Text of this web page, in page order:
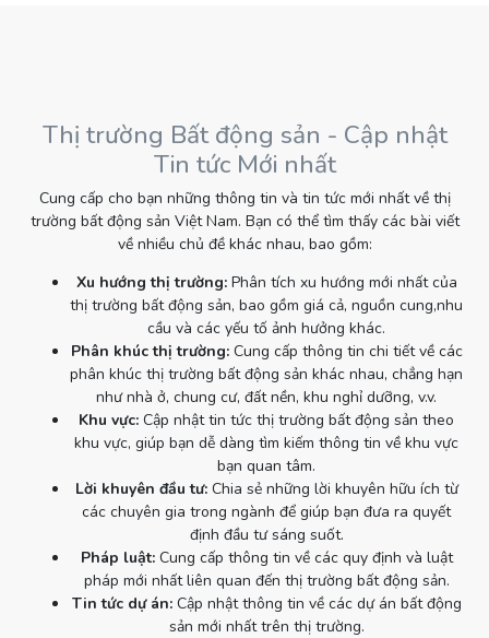
Thị trường Bất động sản - Cập nhật
Tin tức Mới nhất
Cung cấp cho bạn những thông tin và tin tức mới nhất về thị
trường bất động sản Việt Nam. Bạn có thể tìm thấy các bài viết
về nhiều chủ đề khác nhau, bao gồm:
Xu hướng thị trường:Phân tích xu hướng mới nhất của
thị trường bất động sản, bao gồm giá cả, nguồn cung,nhu
cầu và các yếu tố ảnh hưởng khác.
Phân khúc thị trường:Cung cấp thông tin chi tiết về các
phân khúc thị trường bất động sản khác nhau, chẳng hạn
như nhà ở, chung cư, đất nền, khu nghỉ dưỡng, v.v.
Khu vực: Cập nhật tin tức thị trường bất động sản theo
khu vực, giúp bạn dễ dàng tìm kiếm thông tin về khu vực
bạn quan tâm.
Lời khuyên đầu tư:Chia sẻ những lời khuyên hữu ích từ
các chuyên gia trong ngành để giúp bạn đưa ra quyết
định đầu tư sáng suốt.
Pháp luật:Cung cấp thông tin về các quy định và luật
pháp mới nhất liên quan đến thị trường bất động sản.
Tin tức dự án:Cập nhật thông tin về các dự án bất động
sản mới nhất trên thị trường.